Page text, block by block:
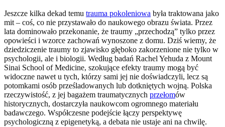
Jeszcze kilka dekad temu trauma pokoleniowa była traktowana jako
mit – coś, co nie przystawało do naukowego obrazu świata. Przez
lata dominowało przekonanie, że traumy „przechodzą” tylko przez
opowieści i wzorce zachowań wynoszone z domu. Dziś wiemy, że
dziedziczenie traumy to zjawisko głęboko zakorzenione nie tylko w
psychologii, ale i biologii. Według badań Rachel Yehuda z Mount
Sinai School of Medicine, szokujące efekty traumy mogą być
widoczne nawet u tych, którzy sami jej nie doświadczyli, lecz są
potomkami osób prześladowanych lub dotkniętych wojną. Polska
rzeczywistość, z jej bagażem traumatycznych przełomów
historycznych, dostarczyła naukowcom ogromnego materiału
badawczego. Współczesne podejście łączy perspektywę
psychologiczną z epigenetyką, a debata nie ustaje ani na chwilę.